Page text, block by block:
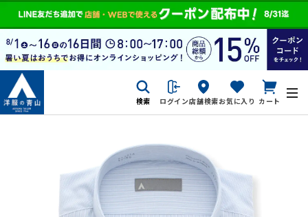
検索 ログイン店舗検索お気に入り カート